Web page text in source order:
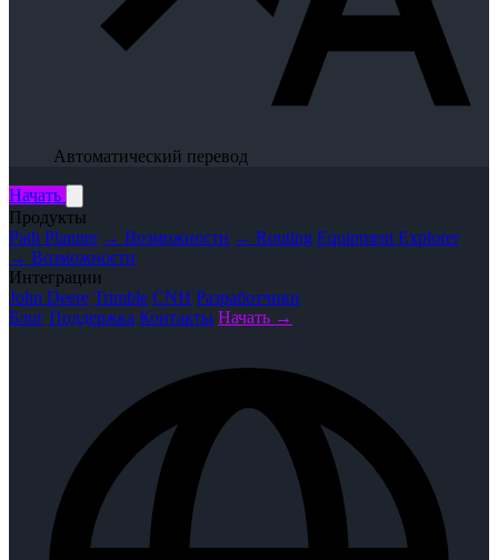
Автоматический перевод
Начать
Продукты
Path Planner → Возможности → Routing Equipment Explorer
→ Возможности
Интеграции
John Deere Trimble CNH Разработчики
Блог Поддержка Контакты Начать →